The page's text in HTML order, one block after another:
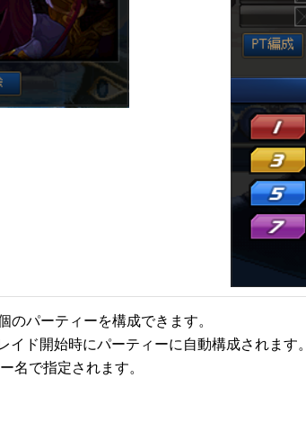
のパーティーを構成できます。
ド開始時にパーティーに自動構成されます。
名で指定されます。